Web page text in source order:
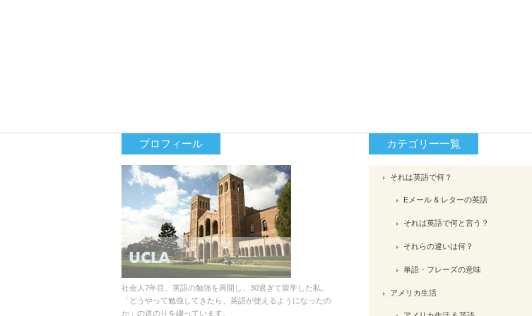
プロフィール
社会人7年目、英語の勉強を再開し、30過ぎて留学した私。
「どうやって勉強してきたら、英語が使えるようになったの
か」の道のりを綴っています。
カテゴリー一覧
それは英語で何？
Eメール & レターの英語
それは英語で何と言う？
それらの違いは何？
単語・フレーズの意味
アメリカ生活